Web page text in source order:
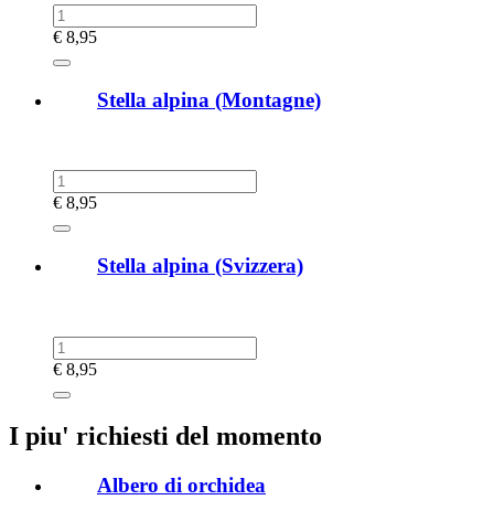
€ 8,95
Stella alpina (Montagne)
€ 8,95
Stella alpina (Svizzera)
€ 8,95
I piu' richiesti del momento
Albero di orchidea